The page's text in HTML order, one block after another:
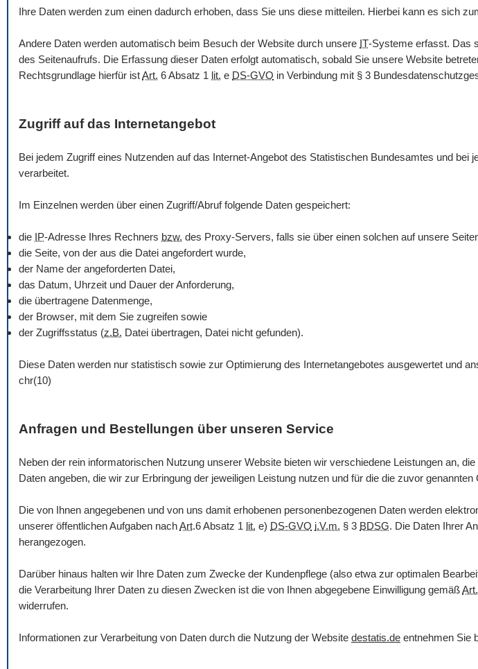
Ihre Daten werden zum einen dadurch erhoben, dass Sie uns diese mitteilen. Hierbei kann es sich
Andere Daten werden automatisch beim Besuch der Website durch unsere IT-Systeme erfasst. Das
des Seitenaufrufs. Die Erfassung dieser Daten erfolgt automatisch, sobald Sie unsere Website
Rechtsgrundlage hierfür istArt. 6 Absatz 1 lit. e DS-GVO in Verbindung mit § 3
Zugriff auf das Internetangebot
Bei jedem Zugriff eines Nutzenden auf das Internet-Angebot des Statistischen Bundesamtes und
verarbeitet.
Im Einzelnen werden über einen Zugriff/Abruf folgende Daten gespeichert:
die IP-Adresse Ihres Rechners bzw. des Proxy-Servers, falls sie über einen solchen auf unsere
die Seite, von der aus die Datei angefordert wurde,
der Name der angeforderten Datei,
das Datum, Uhrzeit und Dauer der Anforderung,
die übertragene Datenmenge,
der Browser, mit dem Sie zugreifen sowie
der Zugriffsstatus (z.B. Datei übertragen, Datei nicht gefunden).
Diese Daten werden nur statistisch sowie zur Optimierung des Internetangebotes ausgewertet und
chr(10)
Anfragen und Bestellungen über unseren Service
Neben der rein informatorischen Nutzung unserer Website bieten wir verschiedene Leistungen an,
Daten angeben, die wir zur Erbringung der jeweiligen Leistung nutzen und für die die zuvor
Die von Ihnen angegebenen und von uns damit erhobenen personenbezogenen Daten werden
unserer öffentlichen Aufgaben nachArt.6 Absatz 1 lit. e) DS-GVO i.V.m. § 3 BDSG. Die Daten Ihrer
herangezogen.
Darüber hinaus halten wir Ihre Daten zum Zwecke der Kundenpflege (also etwa zur optimalen
die Verarbeitung Ihrer Daten zu diesen Zwecken ist die von Ihnen abgegebene Einwilligung gemäßArt.
widerrufen.
Informationen zur Verarbeitung von Daten durch die Nutzung der Website destatis.de entnehmen Sie